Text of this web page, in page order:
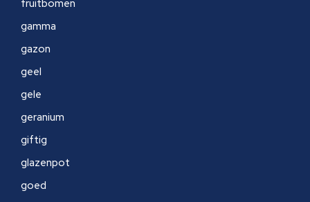
fruitbomen
gamma
gazon
geel
gele
geranium
giftig
glazenpot
goed